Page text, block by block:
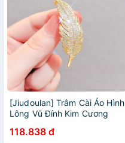
[Jiudoulan] Trâm Cài Áo Hình
Lông Vũ Đính Kim Cương
Quốc Cho Nữ
118.838 đ